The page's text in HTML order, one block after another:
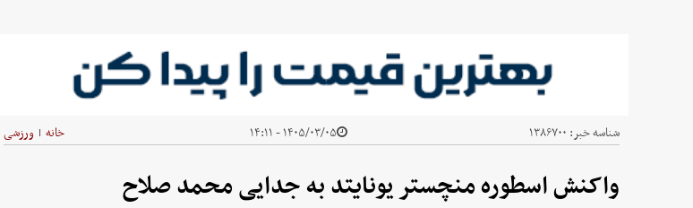
شناسه خبر: ۱۳۸۶۷۰۰ ۱۴۰۵/۰۳/۰۵ - ۱۴:۱۱ خانه | ورزشی
واکنش اسطوره منچستر یونایتد به جدایی محمد صلاح